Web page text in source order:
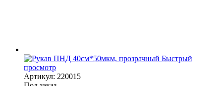
Быстрый
просмотр
Артикул: 220015